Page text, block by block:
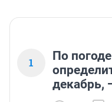
1
По
декабрь,